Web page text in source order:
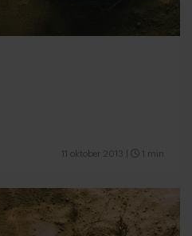
11 oktober 2013 1 min